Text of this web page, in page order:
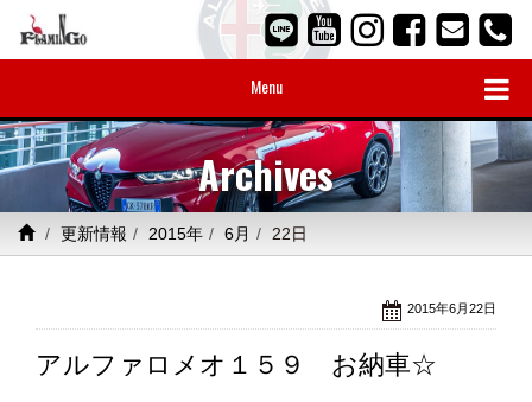
Menu
Archives
更新情報 2015年 6月 22日
2015年6月22日
アルファロメオ１５９ お納車☆